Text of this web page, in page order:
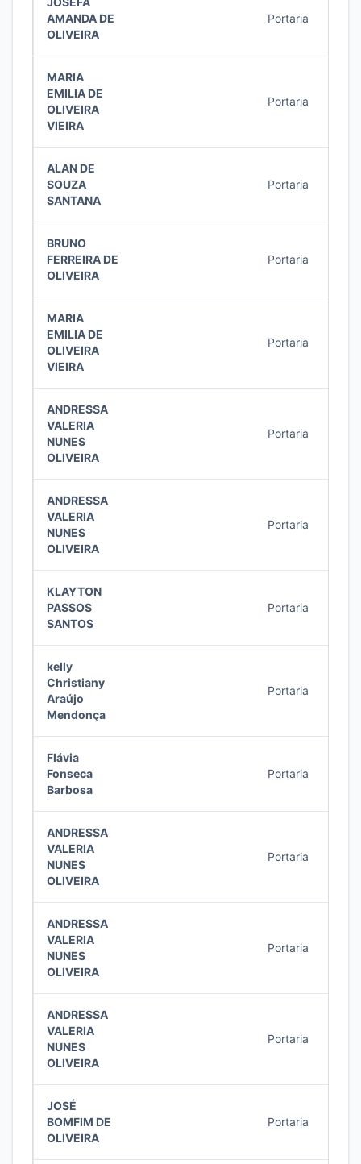
AMANDA DE
OLIVEIRA
Portaria
MARIA
EMILIA DE
OLIVEIRA
VIEIRA
Portaria
ALAN DE
SOUZA
SANTANA
Portaria
BRUNO
FERREIRA DE
OLIVEIRA
Portaria
MARIA
EMILIA DE
OLIVEIRA
VIEIRA
Portaria
ANDRESSA
VALERIA
NUNES
OLIVEIRA
Portaria
ANDRESSA
VALERIA
NUNES
OLIVEIRA
Portaria
KLAYTON
PASSOS
SANTOS
Portaria
kelly
Christiany
Araújo
Mendonça
Portaria
Flávia
Fonseca
Barbosa
Portaria
ANDRESSA
VALERIA
NUNES
OLIVEIRA
Portaria
ANDRESSA
VALERIA
NUNES
OLIVEIRA
Portaria
ANDRESSA
VALERIA
NUNES
OLIVEIRA
Portaria
JOSÉ
BOMFIM DE
OLIVEIRA
Portaria